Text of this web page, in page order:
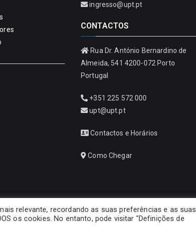
ingresso@upt.pt
CONTACTOS
Rua Dr. António Bernardino de
Almeida, 541 4200-072 Porto
Portugal
+351 225 572 000
upt@upt.pt
Contactos e Horários
Como Chegar
2026Universidade Portucalense – Infante D. Henrique
relevante, recordando as suas preferências e as suas
os cookies. No entanto, pode visitar "Definições de